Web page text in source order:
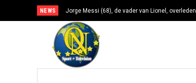
NEWS Jorge Messi (68), de vader van Lionel, overleden